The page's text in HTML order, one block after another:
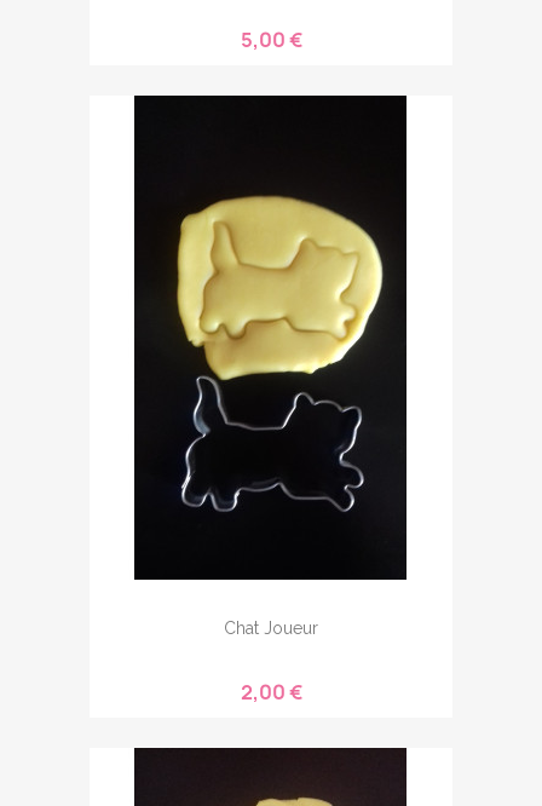
5,00 €
Chat Joueur
2,00 €